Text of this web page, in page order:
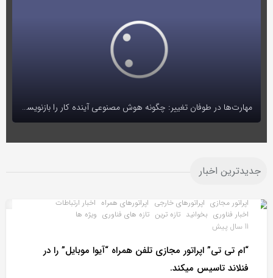
مهارت‌ها در طوفان تغییر: چگونه هوش مصنوعی آینده کار را بازنویسی می‌کند
جدیدترین اخبار
اپراتور مجازی اپراتورهای خارجی اپراتورهای همراه اخبار ارتباطات
اخبار فناوری بخوانید تازه ترین تازه های فناوری ویژه ها
11 سال پیش
“ام تی تی” اپراتور مجازی تلفن همراه “آیوا موبایل” را در
فنلاند تاسیس میکند.